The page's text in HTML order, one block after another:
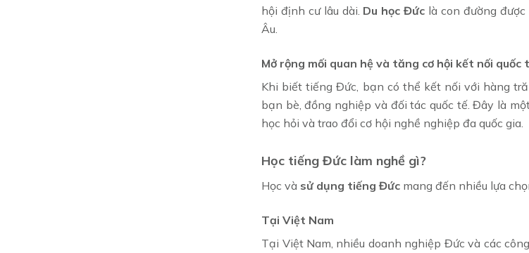
hội định cư lâu dài. Du học Đức là con đường
Âu.
Mở rộng mối quan hệ và tăng cơ hội kết nối quốc
Khi biết tiếng Đức, bạn có thể kết nối với hàng
bạn bè, đồng nghiệp và đối tác quốc tế. Đây là
học hỏi và trao đổi cơ hội nghề nghiệp đa quốc gia.
Học tiếng Đức làm nghề gì?
Học và sử dụng tiếng Đức mang đến nhiều lựa
Tại Việt Nam
Tại Việt Nam, nhiều doanh nghiệp Đức và các